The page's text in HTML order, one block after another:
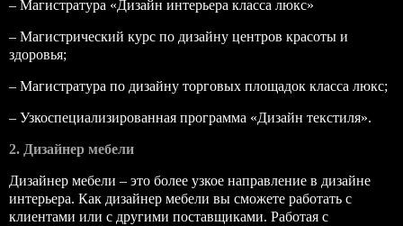
– Магистратура «Дизайн интерьера класса люкс»
– Магистрический курс по дизайну центров красоты и
здоровья;
– Магистратура по дизайну торговых площадок класса люкс;
– Узкоспециализированная программа «Дизайн текстиля».
2. Дизайнер мебели
Дизайнер мебели – это более узкое направление в дизайне
интерьера. Как дизайнер мебели вы сможете работать с
клиентами или с другими поставщиками. Работая с